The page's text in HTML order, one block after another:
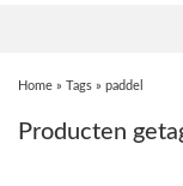
Home » Tags » paddel
Producten